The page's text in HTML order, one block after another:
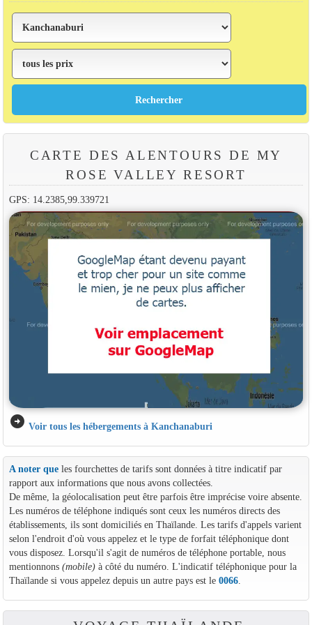
CARTE DES ALENTOURS DE MY
ROSE VALLEY RESORT
GPS: 14.2385,99.339721
arrow_circle_right Voir tous les hébergements à Kanchanaburi
A noter queles fourchettes de tarifs sont données à titre indicatif par
rapport aux informations que nous avons collectées.
De même, la géolocalisation peut être parfois être imprécise voire absente.
Les numéros de téléphone indiqués sont ceux les numéros directs des
établissements, ils sont domiciliés en Thaïlande. Les tarifs d'appels varient
selon l'endroit d'où vous appelez et le type de forfait téléphonique dont
vous disposez. Lorsqu'il s'agit de numéros de téléphone portable, nous
mentionnons (mobile)à côté du numéro. L'indicatif téléphonique pour la
Thaïlande si vous appelez depuis un autre pays est le 0066.